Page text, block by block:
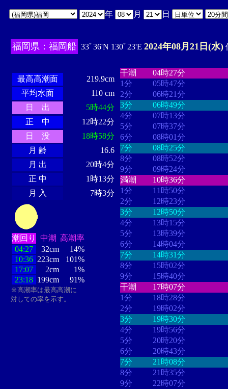
年 月 日
福岡県：福岡船 33ﾟ36'N 130ﾟ23'E 2024年08月21日(水)
最高高潮面
219.9cm
平均水面
110 cm
日 出
5時44分
正 中
12時22分
日 没
18時58分
月 齢
16.6
月 出
20時4分
正 中
1時13分
月 入
7時3分
潮回り 中潮 高潮率
04:27
32cm
14%
10:36 223cm
101%
17:07
2cm
1%
23:18 199cm 91%
※高潮率は最高高潮に
対しての率を示す。
干潮
04時27分
1分
05時47分
2分
06時21分
3分
06時49分
4分
07時13分
5分
07時37分
6分
08時01分
7分
08時25分
8分
08時52分
9分
09時24分
満潮
10時36分
1分
11時50分
2分
12時23分
3分
12時50分
4分
13時15分
5分
13時39分
6分
14時04分
7分
14時31分
8分
15時02分
9分
15時40分
干潮
17時07分
1分
18時28分
2分
19時02分
3分
19時30分
4分
19時56分
5分
20時20分
6分
20時43分
7分
21時08分
8分
21時35分
9分
22時07分